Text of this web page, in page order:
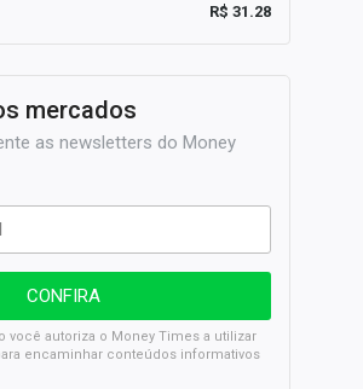
R$ 31.28
mercados
as newsletters do Money
você autoriza o Money Times a utilizar
encaminhar conteúdos informativos